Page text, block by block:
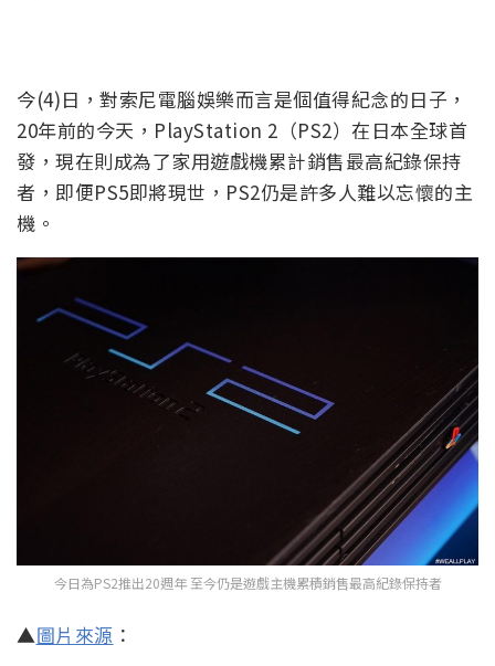
今(4)日，對索尼電腦娛樂而言是個值得紀念的日子，
20年前的今天，PlayStation 2（PS2）在日本全球首
發，現在則成為了家用遊戲機累計銷售最高紀錄保持
者，即便PS5即將現世，PS2仍是許多人難以忘懷的主
機。
今日為PS2推出20週年 至今仍是遊戲主機累積銷售最高紀錄保持者
▲圖片來源 ：